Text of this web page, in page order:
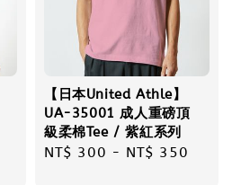
【日本United Athle】
UA-35001 成人重磅頂
級柔棉Tee / 紫紅系列
Regular
NT$ 300 - NT$ 350